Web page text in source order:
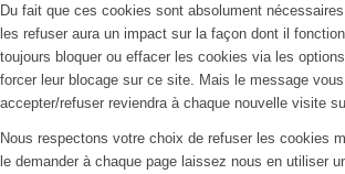
Du fait que ces cookies sont absolument
les refuser aura un impact sur la façon dont il
toujours bloquer ou effacer les cookies via les
forcer leur blocage sur ce site. Mais le message
accepter/refuser reviendra à chaque nouvelle visite
Nous respectons votre choix de refuser les cookies
le demander à chaque page laissez nous en utiliser